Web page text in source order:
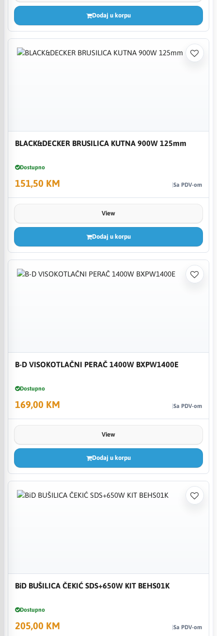
Dodaj u korpu
BLACK&DECKER BRUSILICA KUTNA 900W 125mm
Dostupno
151,50 KM Sa PDV-om
View
Dodaj u korpu
B-D VISOKOTLAČNI PERAČ 1400W BXPW1400E
Dostupno
169,00 KM Sa PDV-om
View
Dodaj u korpu
BiD BUŠILICA ČEKIĆ SDS+650W KIT BEHS01K
Dostupno
205,00 KM Sa PDV-om